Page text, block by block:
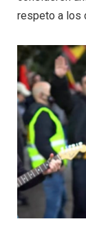
respeto a los